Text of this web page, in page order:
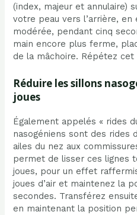
(index, majeur et annulaire)
votre peau vers l’arrière,
modérée, pendant cinq
main encore plus ferme,
de la mâchoire. Répétez
Réduire les sillons
joues
Également appelés « rides
nasogéniens sont des rides
ailes du nez aux
permet de lisser ces lignes
joues, pour un effet
joues d’air et maintenez la
secondes. Transférez
en maintenant la position